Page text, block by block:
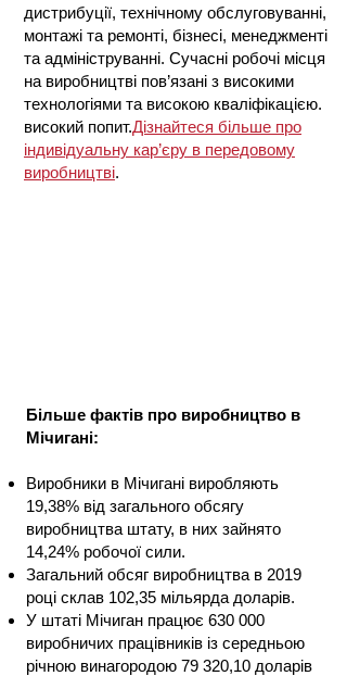
дистрибуції, технічному обслуговуванні,
монтажі та ремонті, бізнесі, менеджменті
та адмініструванні. Сучасні робочі місця
на виробництві пов’язані з високими
технологіями та високою кваліфікацією.
високий попит.Дізнайтеся більше про
індивідуальну кар’єру в передовому
виробництві.
Більше фактів про виробництво в
Мічигані:
Виробники в Мічигані виробляють
19,38% від загального обсягу
виробництва штату, в них зайнято
14,24% робочої сили.
Загальний обсяг виробництва в 2019
році склав 102,35 мільярда доларів.
У штаті Мічиган працює 630 000
виробничих працівників із середньою
річною винагородою 79 320,10 доларів